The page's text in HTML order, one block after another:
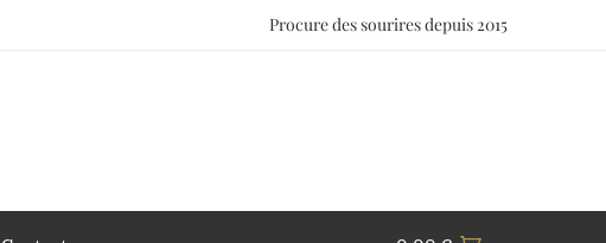
Procure des sourires depuis 2015